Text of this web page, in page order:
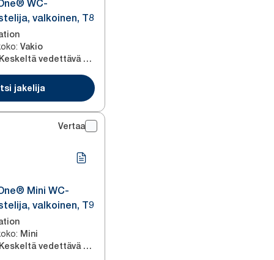
WC-
valkoinen, T8
: Vakio
Keskeltä vedettävä wc-paperi
jakelija
Vertaa
Mini WC-
valkoinen, T9
: Mini
Keskeltä vedettävä wc-paperi